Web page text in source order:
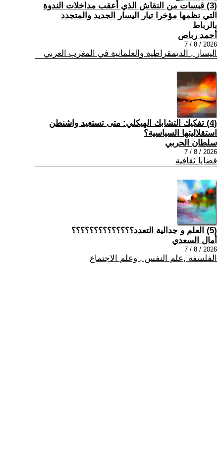
(3) قبسات من النقاش الذي أعقب مداخلات الندوة
التي نظمها مؤخرا تيار اليسار الجديد والمتجدد
بالرباط
أحمد رباص
2026 / 8 / 7
اليسار , الديمقراطية والعلمانية في المغرب العربي
(4) تفكيك التشابك الهيكلي: متى تستعيد واشنطن
استقلاليتها السياسية؟
سلطان الحربي
2026 / 8 / 7
قضايا ثقافية
(5) العلم و جدالية التعدد؟؟؟؟؟؟؟؟؟؟؟؟؟؟
أمال السعدي
2026 / 8 / 7
الفلسفة ,علم النفس , وعلم الاجتماع